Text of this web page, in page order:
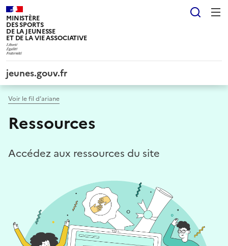
MINISTÈRE
DES SPORTS
DE LA JEUNESSE
ET DE LA VIE ASSOCIATIVE
jeunes.gouv.fr
Voir le fil d’ariane
Ressources
Accédez aux ressources du site
Panneau de gestion des cookies tarteaucitron